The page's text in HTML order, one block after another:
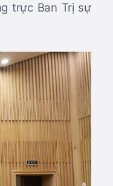
trực Ban Trị sự